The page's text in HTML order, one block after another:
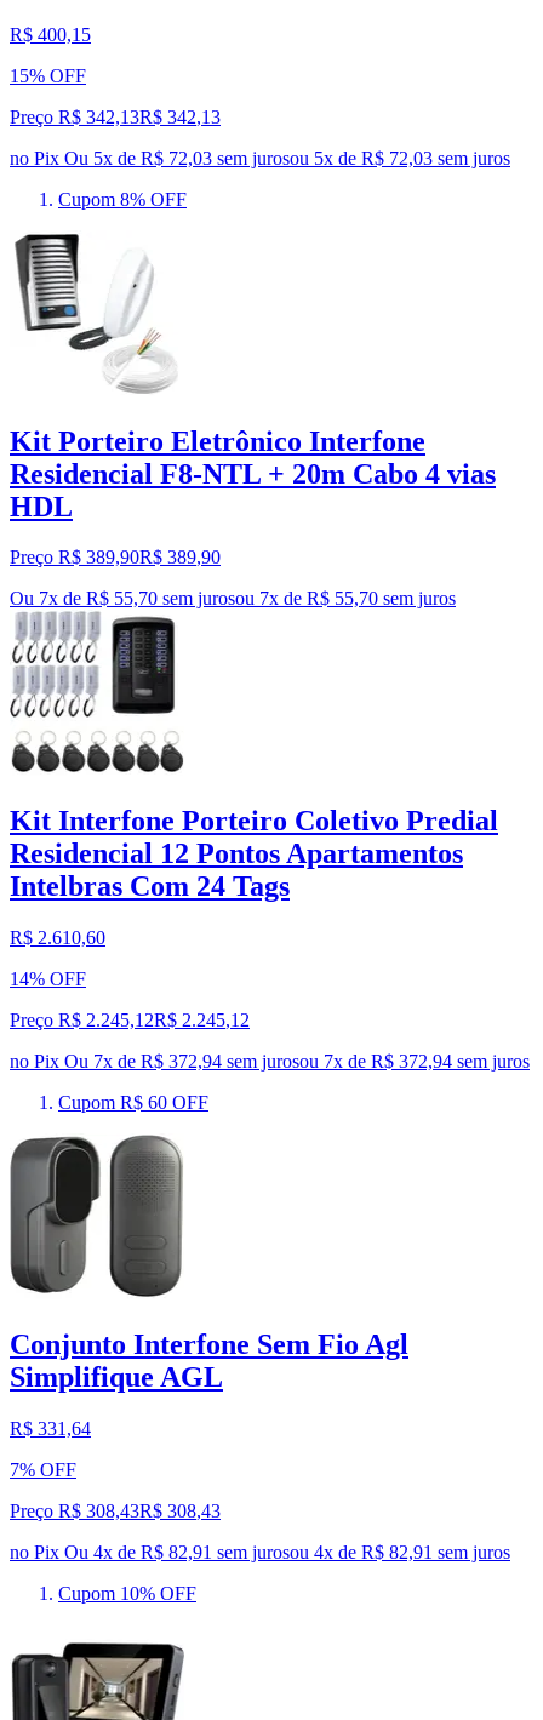
R$ 400,15
15% OFF
Preço R$ 342,13R$ 342,13
no Pix Ou 5x de R$ 72,03 sem jurosou 5x de R$ 72,03 sem juros
Cupom 8% OFF
Kit Porteiro Eletrônico Interfone
Residencial F8-NTL + 20m Cabo 4 vias
HDL
Preço R$ 389,90R$ 389,90
Ou 7x de R$ 55,70 sem jurosou 7x de R$ 55,70 sem juros
Kit Interfone Porteiro Coletivo Predial
Residencial 12 Pontos Apartamentos
Intelbras Com 24 Tags
R$ 2.610,60
14% OFF
Preço R$ 2.245,12R$ 2.245,12
no Pix Ou 7x de R$ 372,94 sem jurosou 7x de R$ 372,94 sem juros
Cupom R$ 60 OFF
Conjunto Interfone Sem Fio Agl
Simplifique AGL
R$ 331,64
7% OFF
Preço R$ 308,43R$ 308,43
no Pix Ou 4x de R$ 82,91 sem jurosou 4x de R$ 82,91 sem juros
Cupom 10% OFF